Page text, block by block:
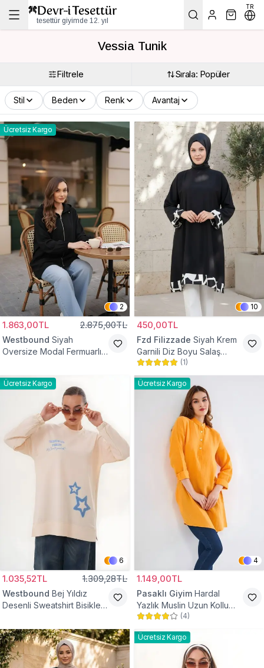
tesettür giyimde 12. yıl
TR
Vessia Tunik
Filtrele Sırala: Popüler
Stil Beden Renk Avantaj
Ücretsiz Kargo
2
1.863,00TL 2.875,00TL
Westbound Siyah
Oversize Modal Fermuarlı
10
450,00TL
Fzd Filizzade Siyah Krem
Garnili Diz Boyu Salaş
Tunik
(1)
Ücretsiz Kargo
6
1.035,52TL 1.309,28TL
Westbound Bej Yıldız
Desenli Sweatshirt Bisiklet
Ücretsiz Kargo
4
1.149,00TL
Pasaklı Giyim Hardal
Yazlık Muslin Uzun Kollu
Hakim Yaka Cepli Tesettür
(4)
Ücretsiz Kargo